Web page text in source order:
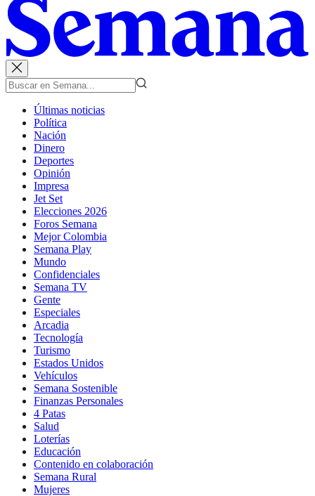
Últimas noticias
Política
Nación
Dinero
Deportes
Opinión
Impresa
Jet Set
Elecciones 2026
Foros Semana
Mejor Colombia
Semana Play
Mundo
Confidenciales
Semana TV
Gente
Especiales
Arcadia
Tecnología
Turismo
Estados Unidos
Vehículos
Semana Sostenible
Finanzas Personales
4 Patas
Salud
Loterías
Educación
Contenido en colaboración
Semana Rural
Mujeres